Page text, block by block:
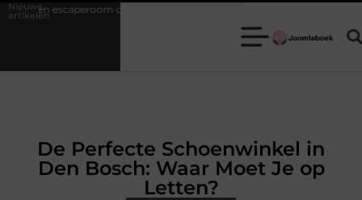
Nieuwe
artikelen
ideale keuze is voor een teamuitje
De Perfecte Schoenwinkel in
Den Bosch: Waar Moet Je op
Letten?